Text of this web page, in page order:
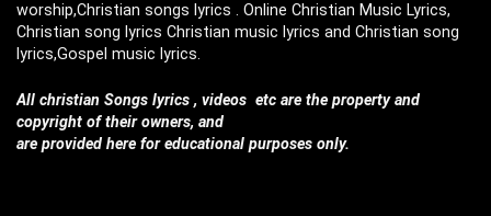
worship,Christian songs lyrics . Online Christian Music Lyrics,
Christian song lyrics Christian music lyrics and Christian song
lyrics,Gospel music lyrics.
All christian Songs lyrics , videos etc are the property and
copyright of their owners, and
are provided here for educational purposes only.